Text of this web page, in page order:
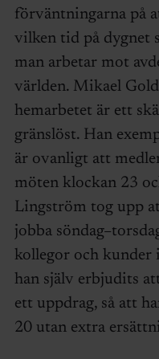
förväntningarna på
vilken tid på dygnet
man arbetar mot
världen. Mikael
hemarbetet är ett
gränslöst. Han
är ovanligt att
möten klockan 23
Lingström tog upp
jobba
kollegor och kunder
han själv erbjudits
ett uppdrag, så att
20 utan extra